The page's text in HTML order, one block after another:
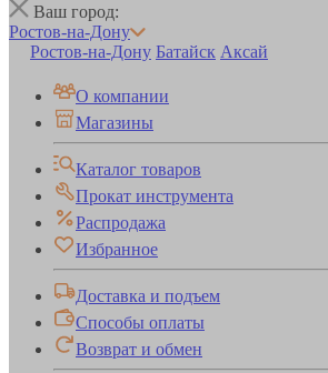
Ваш город:
Ростов-на-Дону
Ростов-на-Дону Батайск Аксай
О компании
Магазины
Каталог товаров
Прокат инструмента
Распродажа
Избранное
Доставка и подъем
Способы оплаты
Возврат и обмен